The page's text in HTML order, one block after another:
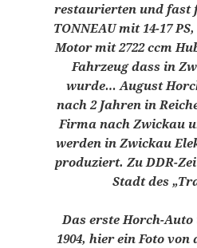
restaurierten und fast
TONNEAU mit 14-17
Motor mit 2722 ccm
Fahrzeug dass in
wurde… August
nach 2 Jahren in
Firma nach Zwickau
werden in Zwickau
produziert. Zu DDR-
Stadt des
Das erste Horch-
1904, hier ein Foto